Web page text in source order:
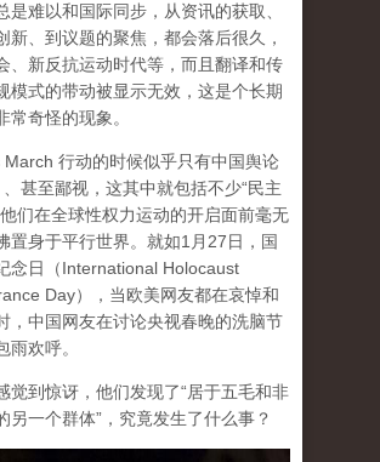
是难以和国际同步，从资讯的获取、
新、到议题的聚焦，都会落后很久，
、新反抗运动时代等，而且翻译和传
模式的带动被显示无效，这是个长期
常奇怪的现象。
March 行动的时候似乎只有中国舆论
甚至鄙视，这其中就包括不少“民主
们在全球性权力运动的开启面前毫无
置身于平行世界。就如1月27日，国
念日（International Holocaust
Day），当欧美网友都在哀悼和
，中国网友在讨论央视春晚的洗脑节
雨欢呼。
觉到惊讶，他们发现了“居于五毛和非
另一个群体”，究竟发生了什么事？